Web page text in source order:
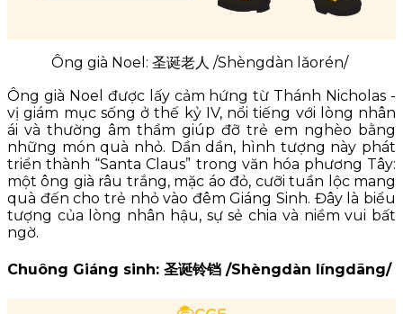
Ông già Noel: 圣诞老人 /Shèngdàn lǎorén/
Ông già Noel được lấy cảm hứng từ Thánh Nicholas -
vị giám mục sống ở thế kỷ IV, nổi tiếng với lòng nhân
ái và thường âm thầm giúp đỡ trẻ em nghèo bằng
những món quà nhỏ. Dần dần, hình tượng này phát
triển thành “Santa Claus” trong văn hóa phương Tây:
một ông già râu trắng, mặc áo đỏ, cưỡi tuần lộc mang
quà đến cho trẻ nhỏ vào đêm Giáng Sinh. Đây là biểu
tượng của lòng nhân hậu, sự sẻ chia và niềm vui bất
ngờ.
Chuông Giáng sinh: 圣诞铃铛 /Shèngdàn língdāng/